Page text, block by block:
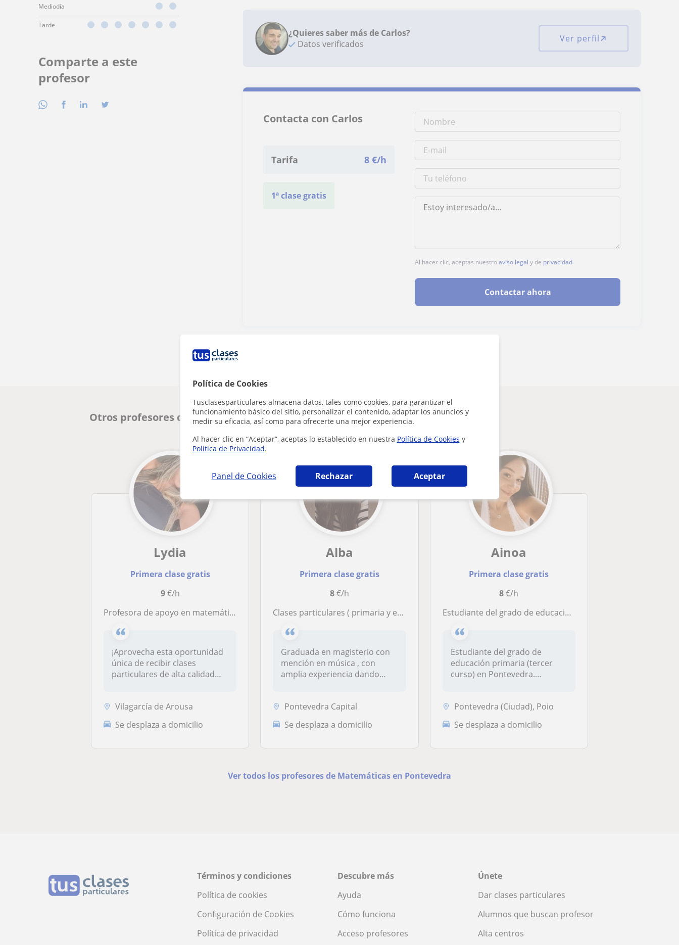
Política de Cookies
Tusclasesparticulares almacena datos, tales como cookies, para garantizar el
funcionamiento básico del sitio, personalizar el contenido, adaptar los anuncios y
medir su eficacia, así como para ofrecerte una mejor experiencia.
Al hacer clic en “Aceptar”, aceptas lo establecido en nuestra Política de Cookies y
Política de Privacidad.
Panel de Cookies Rechazar Aceptar
Mediodía
Tarde
Comparte a este
profesor
¿Quieres saber más de Carlos?
Datos verificados
Ver perfil
Contacta con Carlos
Tarifa 8 €/h
1ª clase gratis
Al hacer clic, aceptas nuestroaviso legal y de privacidad
Contactar ahora
Otros profesores de Matemáticas en Pontevedra que pueden interesarte
Lydia
Primera clase gratis
9€/h
Profesora de apoyo en matemáticas , inglés , lenguaje , historia … a alumnos desde primaria hasta la ESO
¡Aprovecha esta oportunidad
única de recibir clases
particulares de alta calidad
Vilagarcía de Arousa
Se desplaza a domicilio
Alba
Primera clase gratis
8€/h
Clases particulares ( primaria y eso)
Graduada en magisterio con
mención en música , con
amplia experiencia dando
Pontevedra Capital
Se desplaza a domicilio
Ainoa
Primera clase gratis
8€/h
Estudiante del grado de educación primaria (tercer curso) en Pontevedra. Se imparten clases de manera individual
Estudiante del grado de
educación primaria (tercer
curso) en Pontevedra.
Pontevedra (Ciudad), Poio
Se desplaza a domicilio
Ver todos los profesores de Matemáticas en Pontevedra
Términos y condiciones
Política de cookies
Configuración de Cookies
Política de privacidad
Descubre más
Ayuda
Cómo funciona
Acceso profesores
Únete
Dar clases particulares
Alumnos que buscan profesor
Alta centros